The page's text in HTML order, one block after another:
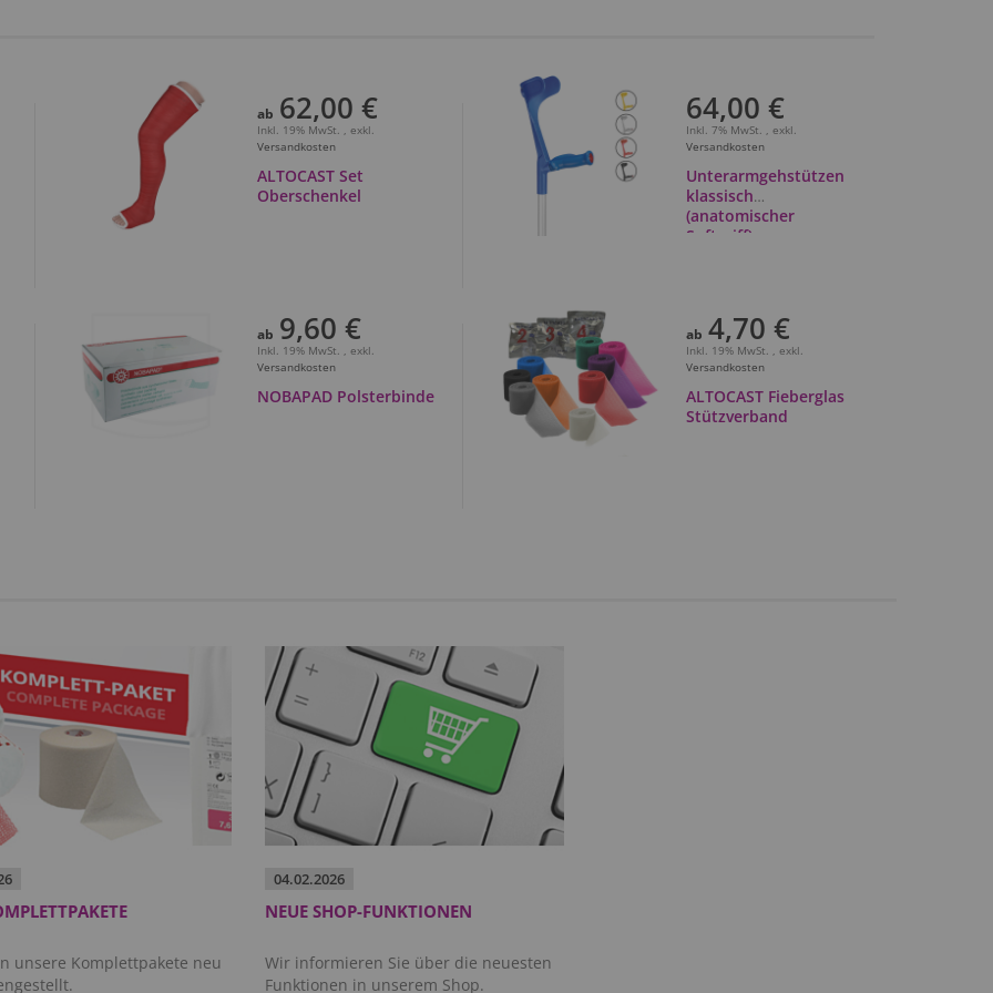
ab 62,00 €
Inkl. 19% MwSt. , exkl.
Versandkosten
ALTOCAST Set
Oberschenkel
64,00 €
Inkl. 7% MwSt. , exkl.
Versandkosten
Unterarmgehstützen
klassisch
(anatomischer
Softgriff)
ab 9,60 €
Inkl. 19% MwSt. , exkl.
Versandkosten
NOBAPAD Polsterbinde
ab 4,70 €
Inkl. 19% MwSt. , exkl.
Versandkosten
ALTOCAST Fieberglas
Stützverband
unsere Komplettpakete neu
04.02.2026
NEUE SHOP-FUNKTIONEN
Wir informieren Sie über die neuesten
Funktionen in unserem Shop.